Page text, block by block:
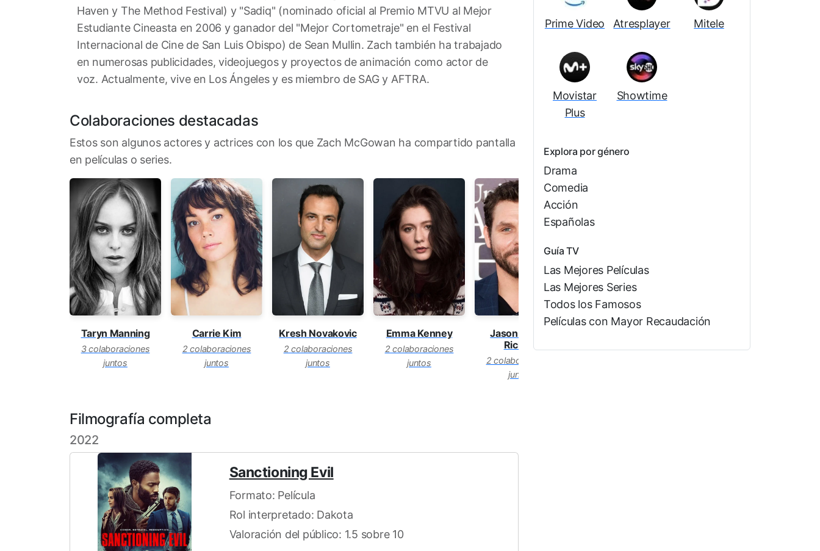
Haven y The Method Festival) y "Sadiq" (nominado oficial al Premio MTVU al Mejor
Estudiante Cineasta en 2006 y ganador del "Mejor Cortometraje" en el Festival
Internacional de Cine de San Luis Obispo) de Sean Mullin. Zach también ha trabajado
en numerosas publicidades, videojuegos y proyectos de animación como actor de
voz. Actualmente, vive en Los Ángeles y es miembro de SAG y AFTRA.
Colaboraciones destacadas
Estos son algunos actores y actrices con los que Zach McGowan ha compartido pantalla
en películas o series.
Taryn Manning
3 colaboraciones
juntos
Carrie Kim
2 colaboraciones
juntos
Kresh Novakovic
2 colaboraciones
juntos
Emma Kenney
2 colaboraciones
juntos
Jason James
Richter
2 colaboraciones
juntos
2 colaboraciones
2 colaboraciones
Filmografía completa
2022
Sanctioning Evil
Formato: Película
Rol interpretado: Dakota
Valoración del público: 1.5 sobre 10
Prime Video Atresplayer Mitele
Movistar
Plus
Showtime
Explora por género
Drama
Comedia
Acción
Españolas
Guía TV
Las Mejores Películas
Las Mejores Series
Todos los Famosos
Películas con Mayor Recaudación